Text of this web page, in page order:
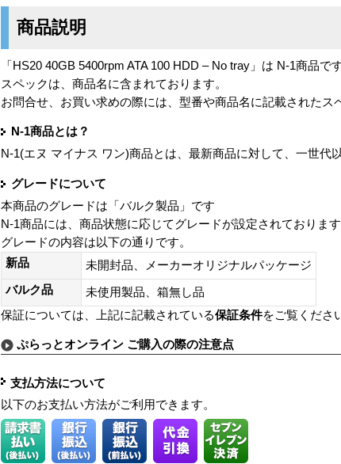
商品説明
「HS20 40GB 5400rpm ATA 100 HDD – No tray」は N-1商品です
スペックは、商品名に含まれております。
お問合せ、お買い求めの際には、型番や商品名に記載されたス
N-1商品とは？
N-1(エヌ マイナス ワン)商品とは、最新商品に対して、一世代
グレードについて
本商品のグレードは「バルク製品」です
N-1商品には、商品状態に応じてグレードが設定されております
グレードの内容は以下の通りです。
新品
未開封品、メーカーオリジナルパッケージ
バルク品
未使用製品、箱無し品
保証については、上記に記載されている保証条件をご覧くださ
ぷらっとオンライン ご購入の際の注意点
支払方法について
以下のお支払い方法がご利用できます。